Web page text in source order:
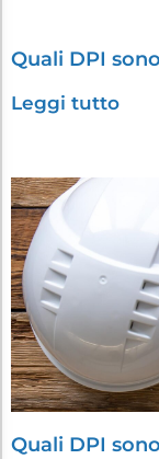
Quali DPI
Leggi tutto
Quali DPI